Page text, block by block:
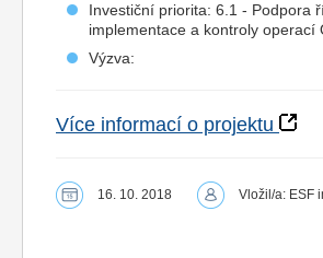
Investiční priorita: 6.1 - Podpora
implementace a kontroly operací
Výzva:
Více informací o projektu
16. 10. 2018 Vložil/a: ESF